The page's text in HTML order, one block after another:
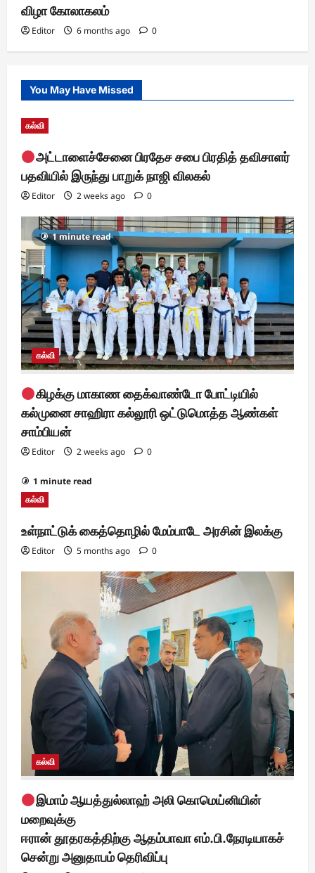
விழா கோலாகலம்
Editor 6 months ago 0
You May Have Missed
கல்வி
அட்டாளைச்சேனை பிரதேச சபை பிரதித் தவிசாளர்
பதவியில் இருந்து பாறுக் நாஜி விலகல்
Editor 2 weeks ago 0
1 minute read
கல்வி
கிழக்கு மாகாண தைக்வாண்டோ போட்டியில்
கல்முனை சாஹிரா கல்லூரி ஒட்டுமொத்த ஆண்கள்
சாம்பியன்
Editor 2 weeks ago 0
1 minute read
கல்வி
உள்நாட்டுக் கைத்தொழில் மேம்பாடே அரசின் இலக்கு
Editor 5 months ago 0
கல்வி
இமாம் ஆயத்துல்லாஹ் அலி கொமெய்னியின்
மறைவுக்கு
ஈரான் தூதரகத்திற்கு ஆதம்பாவா எம்.பி.நேரடியாகச்
சென்று அனுதாபம் தெரிவிப்பு